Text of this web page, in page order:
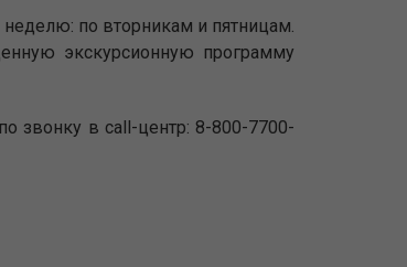
по вторникам и пятницам.
экскурсионную программу
звонку в call-центр: 8-800-7700-